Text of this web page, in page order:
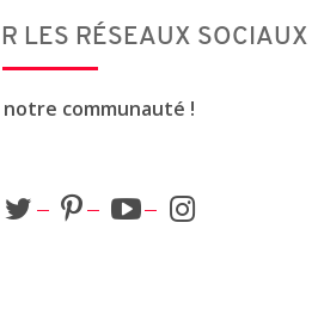
LES RÉSEAUX SOCIAUX
notre communauté !